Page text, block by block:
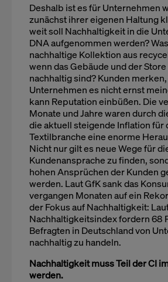
Deshalb ist es für Unternehmen
zunächst ihrer eigenen Haltung
weit soll Nachhaltigkeit in die
DNA aufgenommen werden?
nachhaltige Kollektion aus
wenn das Gebäude und der
nachhaltig sind? Kunden
Unternehmen es nicht ernst
kann Reputation einbüßen. Die
Monate und Jahre waren durch
die aktuell steigende Inflation für
Textilbranche eine enorme
Nicht nur gilt es neue Wege für
Kundenansprache zu finden,
hohen Ansprüchen der Kunden
werden. Laut GfK sank das
vergangen Monaten auf ein
der Fokus auf Nachhaltigkeit:
Nachhaltigkeitsindex fordern 68
Befragten in Deutschland von
nachhaltig zu handeln.
Nachhaltigkeit muss Teil der CI
werden.